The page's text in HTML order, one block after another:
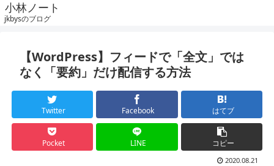
小林ノート
jkbysのブログ
【WordPress】フィードで「全文」では
なく「要約」だけ配信する方法
Twitter Facebook はてブ
Pocket LINE コピー
2020.08.21